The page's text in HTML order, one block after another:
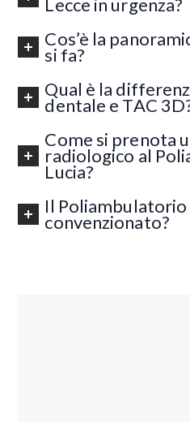
Lecce in urgenza?
Cos’è la
si fa?
Qual è la
dentale e TAC
Come si prenota
radiologico al
Lucia?
Il Poliambulatorio
convenzionato?